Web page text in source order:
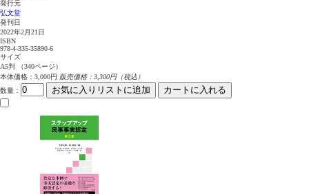
発行元
弘文堂
発刊日
2022年2月21日
ISBN
978-4-335-35890-6
サイズ
A5判 （340ページ）
本体価格：3,000円 販売価格：3,300円（税込）
数量 ： お気に入りリストに追加 カートに入れる